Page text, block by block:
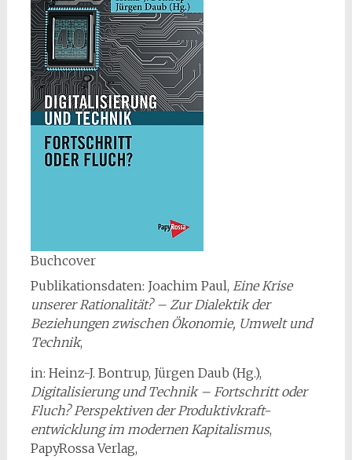
Buchcover
Publikationsdaten: Joachim Paul, Eine Krise
unserer Rationalität? – Zur Dialektik der
Beziehungen zwischen Ökonomie, Umwelt und
Technik,
in: Heinz-J. Bontrup, Jürgen Daub (Hg.),
Digitalisierung und Technik – Fortschritt oder
Fluch? Perspektiven der Produktivkraft-
entwicklung im modernen Kapitalismus,
PapyRossa Verlag,